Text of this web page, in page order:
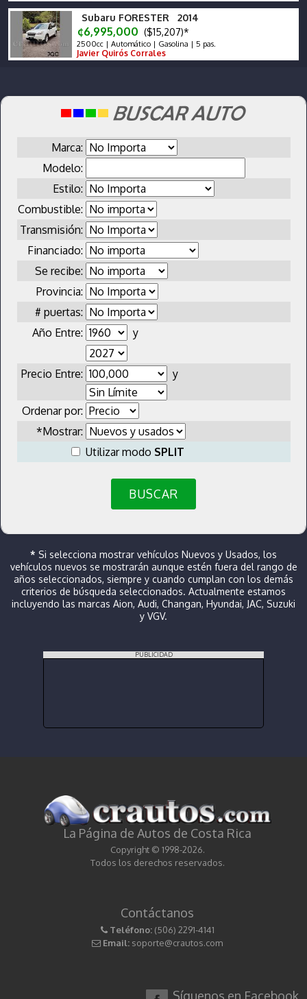
Subaru FORESTER 2014
¢6,995,000 ($15,207)*
2500cc | Automático | Gasolina | 5 pas.
Javier Quirós Corrales
Marca:
Modelo:
Estilo:
Combustible:
Transmisión:
Financiado:
Se recibe:
Provincia:
# puertas:
Año Entre:
y
Precio Entre: y
Ordenar por:
*Mostrar:
Utilizar modo SPLIT
BUSCAR
* Si selecciona mostrar vehículos Nuevos y Usados, los
vehículos nuevos se mostrarán aunque estén fuera del rango de
años seleccionados, siempre y cuando cumplan con los demás
criterios de búsqueda seleccionados. Actualmente estamos
incluyendo las marcas Aion, Audi, Changan, Hyundai, JAC, Suzuki
y VGV.
PUBLICIDAD
La Página de Autos de Costa Rica
Copyright © 1998-2026.
Todos los derechos reservados.
Contáctanos
Teléfono: (506) 2291-4141
Email: soporte@crautos.com
Síguenos en Facebook